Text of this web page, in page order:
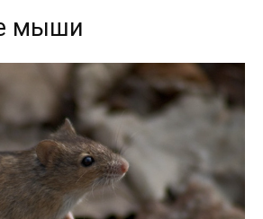
мыши